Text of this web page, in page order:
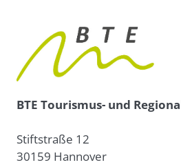
BTE Tourismus- und
Stiftstraße 12
30159 Hannover